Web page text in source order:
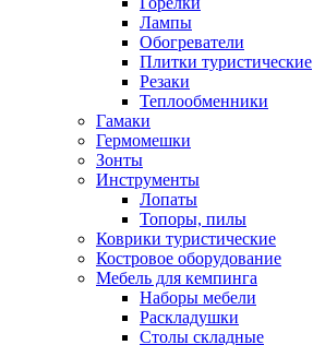
Лампы
Обогреватели
Плитки туристические
Резаки
Теплообменники
Гамаки
Гермомешки
Зонты
Инструменты
Лопаты
Топоры, пилы
Коврики туристические
Костровое оборудование
Мебель для кемпинга
Наборы мебели
Раскладушки
Столы складные